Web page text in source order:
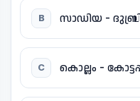
B സാഡിയ -
C കൊല്ലം -